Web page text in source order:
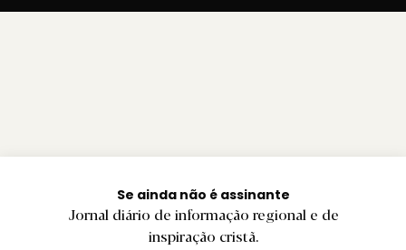
Se ainda não é assinante
Jornal diário de informação regional e de
inspiração cristã.